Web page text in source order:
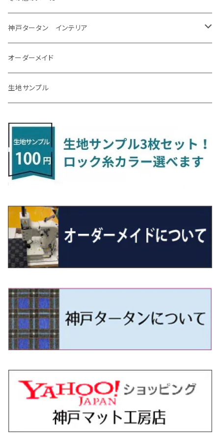
H23/12～R3/7 NHP10
R3/7～ MXPK系
アベンシス
H23/9～H30/4 270系
アリオン
H23/10～R3/3 260系
アルファード/ヴェルファイアＨＶ
H27/1～R5/6 30系
R5/6～ 40系
H24/4～29/10 20系
ヴィッツ
H22/12～R2/3 130系
ヴォクシー
H26/1～R4/1 80系
R4/1～ 90系
エスクァイア
H26/10～R3/12 80系
エスティマ
H18/1～H24/5（前期）
H24/5～R1/10（後期）
エスティマ・ハイブリッド
H18/6～H24/5（前期）
H24/5～R1/10（後期）
オーリス
H24/8～H30/3 180系
カムリ
H24/5～ 160系
カローラ・クロス
カローラ・スポーツ
H19/5～H29/10
ＬＳ５００/ＬＳ５００ｈ
H29/10～
ＬＸ
H27/9～R3/10 URJ201W
ＮＸ
R3/11～ 20系
H26/10～
ＲＸ
H27/10～R4/7 20系5人乗
H29/12～R4/7 20系7人乗
R4/11～ 10系
ＵＸ
H30/11～
R8/7～ E53
R3/8～ E13
ＮＶ３５０キャラバン
H24/6～ E26 3人乗
H24/6～ E26 5・6人乗
キューブ
H14/10～R2/3 Z11・Z12
キックス
R2/6~R8/6 15系(e-POWER)
R8/6～ 16系
H11/6～H16/10 Y34
サクラ
R4/5～ B6AW
シーマ
H13/1～R4/8 F50・Y51
シルビア
H3/1～H11/1 S13・S14
H11/1～H14/11 S15
シルフィ
H24/12～R3/10 TB17
ジューク
H22/6～R2/6 F15
スカイライン
H13/6～H18/11 V35
H26/2～ V37
スカイライン・クロスオーバー
H11/6～H16/10 Y34
H1/6～H11/6 Y30
セレナ
H22/11～H28/9 C26
H11/2～H24/2 TV系
H24/4～R4/1 S3系
サンバートラック
H24/2～H26/9 S200系
H26/9～ S500系
シフォン
H28/12～R1/7 LA600/610
ジャスティ
H23/5～ LA100系
ソルテラ
R4/5~ XEAM10X・YEAM15X
ディアスワゴン
H21/9～R2/4 S300系
トレジア
H22/11～H28/3 120系
フォレスター
H14/2～ SG/SH/SJ/SK系
プレオ
H22/4～H30/3 L275/285
プレオプラス
H24/12～H29/5 LA300/310
レヴォーグ
H15/6～R2/8 BN/BM/BL系
レガシィアウトバック
H15/10～ BP/BR/BS/BT系
レガシィツーリングワゴン
R1/5～ BP系
ＭＡＺＤＡ６
R1/8～ GJ系
ＭＸ－３０
R2/10～ DREJ3P
アクセラ/アクセラ・スポーツ
H24/11～R1/8 GJ系
キャロル
H27/1～ HB36/37/97S
キャロルエコ
H24/11～H27/1 HB35S
スクラム
H17/9～ DG64/DG17
スクラムトラック
H25/9～ DG16T
デミオ
H19/7～R1/7 DE/DJ系
ビアンテ
H20/7～30/3 CC系
ファミリア バン
H30/6～ 160系
H24/10～ MJ系
フレアクロスオーバー
H26/1～ MS系
R2/9～ S403/413P
コペン
H14/6～ L880/LA400K
タフト
R2/6～ LA900/910S
タント
R1/7～ LA650/660
H28/11～ M900系
ハイゼット・キャディー
H28/6～R3/9 LA700V
ハイゼット・カーゴ
H16/12～ S300/S700系
ハイゼット・トラック
H11/1～ S200/S500系
ブーン
H28/4～R5/12 M700系
ミラ
H18/12～ L275/285
ミラ・イース
H23/9～ LA300系
ミラ・ココア
H30/6～ LA550/560S
ムーヴ
H26/12～R5/7 LA150/160S
ムーヴキャンバス
R4/6～ HE33S
イグニス
H28/2～ FF21S
エスクード
H17/5～H27/10 TA/TD系
エブリィ
H13/9～ DA系
クロスビー(XBEE)
H29/12～R7/10 MN71S
ジムニー
H3/6～ JA/JB系
ジムニーノマド
R7/4～ JC74W
ジムニーワイド/ジムニーシエラ
H10/1～H14/1 JB33/43W
H14/1～ JB43/74W
スイフト/スイフトスポーツ
H22/9～ スイフト
H23/12～
スペーシア/スペーシアカスタム/スペーシアギア
H25/3～R5/11
R5/11～ MK54S・MK94S
スペーシアベース
H23/1～H27/8 MA15S
H27/8～R2/12 MA26/36/46S
ハスラー
H26/1～ MR系
H25/6～ B11W/B30系
ｅｋカスタム/ｅｋクロス
H25/6～H31/3 ｅｋカスタム
H31/3～ ｅｋクロス
ekクロスEV
R4/6～ B5AW
アイミーブ
H24/10～R2/12 GF系
アウトランダーＰＨＥＶ
H25/1～ GG/GN系 5人乗
エクリプスクロス/エクリプスクロスPHEV
H30/3～ GK/GL系
タウンボックス
H26/2～ DS17/64W
ディグニティ
H24/7～H29/1 BHGY51
デリカＤ：２
H23/3～ MB系
デリカＤ：３
H23/10～H31/4 BM20 7人乗
デリカＤ：５
R5/5～ B30系/BA系
パジェロ
H18/10～R1/8 7人乗ロング V90系
H23/12～H29/9 JF1/2
H29/9～R5/10 JF3/4
NBOXプラス/NBOXプラスカスタム
H24/7～H29/8 JF1/2
NBOXスラッシュ
H26/12～R2/2 JF1/2
NBOXジョイ
H24/11～R2/3 JG1・JG2
R2/11～ JG3・JG4
N-ONE e:
R7/9~ JG5
N-VAN
H30/7～ JJ1・JJ2
N-VAN e:
R6/10~ JJ3
N‐WGN/N‐WGNカスタム
H25/11～ JH1・JH2・JH3・JH4
S660
H27/4～R3/12 JW5
WR-V
R6/3～ DG5
ZR-V
H11/6～H30/7 バン HH5・HH6
H21/12～R3/4 トラック
アコード・アコードハイブリッド
H25/6～R2/2 CR系
H29/10～ ３HD系
ゴルフ
H25/4～R3/4 AU系
R3/6～ CDD系
H16/4～28/1 １T系 トゥラン
シャラン
H23/2～ 7N系
Tクロス
R2/7～ A1D系
ティグアン
H20/9～H29/1 5NC系
トゥアレグ
H15/9～H30/4 7L/7P系
パサート
H23/5～H27/7 3CCAX
H27/7～ 3CC/3CD系
ザ・ビートル
H24/4～R3/4 16C系
ポロ
H21/10～H30/3 6RC系
H30/3～ AW系
H24/11～30/10
H30/10～
Ｂクラス
H24/4～R1/6
Ｃクラス
H26/7～R4/2
ＣＬＡクラス
H27/6～R1/8
ＣＬＳクラス
H30/6～
Ｅクラス
H28/7～
ＧＬＡクラス
H26/5～R2/6
ＧＬＥクラス
R1/6～
Ｓクラス
H25/10～R3/10
Ｖクラス
H27/4～
MINI
MINIクロスオーバー
神戸タータン インテリア
ラグマット
ラグマットセカンド（L）
ラグマットミニ（S）
オーダーメイド
生地サンプル